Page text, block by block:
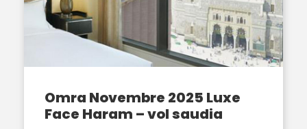
Omra Novembre 2025 Luxe
Face Haram – vol saudia